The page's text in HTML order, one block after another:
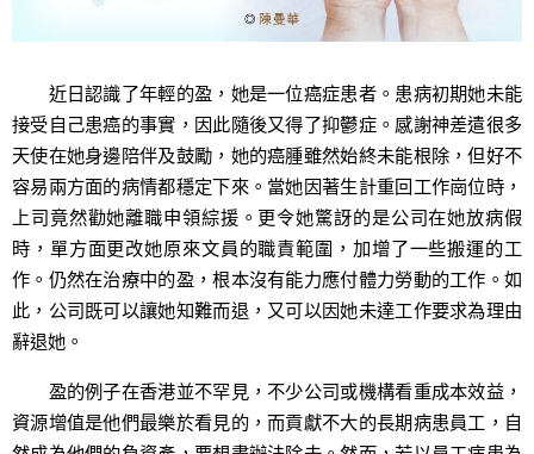
近日認識了年輕的盈，她是一位癌症患者。患病初期她未能
接受自己患癌的事實，因此隨後又得了抑鬱症。感謝神差遣很多
天使在她身邊陪伴及鼓勵，她的癌腫雖然始終未能根除，但好不
容易兩方面的病情都穩定下來。當她因著生計重回工作崗位時，
上司竟然勸她離職申領綜援。更令她驚訝的是公司在她放病假
時，單方面更改她原來文員的職責範圍，加增了一些搬運的工
作。仍然在治療中的盈，根本沒有能力應付體力勞動的工作。如
此，公司既可以讓她知難而退，又可以因她未達工作要求為理由
辭退她。
盈的例子在香港並不罕見，不少公司或機構看重成本效益，
資源增值是他們最樂於看見的，而貢獻不大的長期病患員工，自